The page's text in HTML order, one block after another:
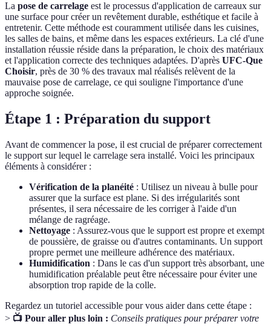
La pose de carrelage est le processus d'application de carreaux sur
une surface pour créer un revêtement durable, esthétique et facile à
entretenir. Cette méthode est couramment utilisée dans les cuisines,
les salles de bains, et même dans les espaces extérieurs. La clé d'une
installation réussie réside dans la préparation, le choix des matériaux
et l'application correcte des techniques adaptées. D'après UFC-Que
Choisir, près de 30 % des travaux mal réalisés relèvent de la
mauvaise pose de carrelage, ce qui souligne l'importance d'une
approche soignée.
Étape 1 : Préparation du support
Avant de commencer la pose, il est crucial de préparer correctement
le support sur lequel le carrelage sera installé. Voici les principaux
éléments à considérer :
Vérification de la planéité : Utilisez un niveau à bulle pour
assurer que la surface est plane. Si des irrégularités sont
présentes, il sera nécessaire de les corriger à l'aide d'un
mélange de ragréage.
Nettoyage : Assurez-vous que le support est propre et exempt
de poussière, de graisse ou d'autres contaminants. Un support
propre permet une meilleure adhérence des matériaux.
Humidification : Dans le cas d'un support très absorbant, une
humidification préalable peut être nécessaire pour éviter une
absorption trop rapide de la colle.
Regardez un tutoriel accessible pour vous aider dans cette étape :
> 📺 Pour aller plus loin : Conseils pratiques pour préparer votre